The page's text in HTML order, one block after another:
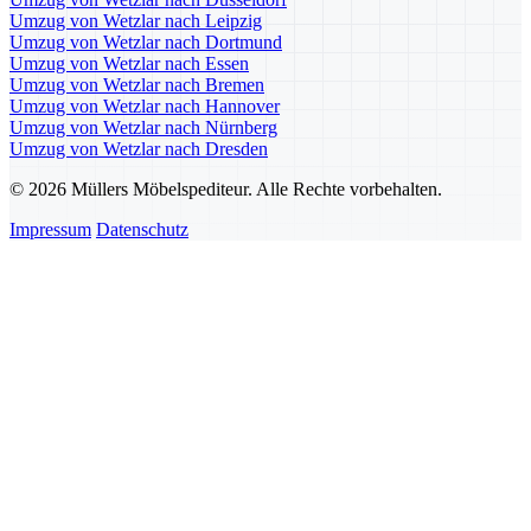
Umzug von Wetzlar nach Leipzig
Umzug von Wetzlar nach Dortmund
Umzug von Wetzlar nach Essen
Umzug von Wetzlar nach Bremen
Umzug von Wetzlar nach Hannover
Umzug von Wetzlar nach Nürnberg
Umzug von Wetzlar nach Dresden
© 2026 Müllers Möbelspediteur. Alle Rechte vorbehalten.
Impressum Datenschutz